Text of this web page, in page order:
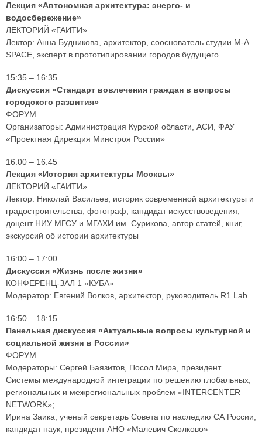
Лекция «Автономная архитектура: энерго- и
водосбережение»
ЛЕКТОРИЙ «ГАИТИ»
Лектор: Анна Будникова, архитектор, сооснователь студии M-A
SPACE, эксперт в прототипировании городов будущего
15:35 – 16:35
Дискуссия «Стандарт вовлечения граждан в вопросы
городского развития»
ФОРУМ
Организаторы: Администрация Курской области, АСИ, ФАУ
«Проектная Дирекция Минстроя России»
16:00 – 16:45
Лекция «История архитектуры Москвы»
ЛЕКТОРИЙ «ГАИТИ»
Лектор: Николай Васильев, историк современной архитектуры и
градостроительства, фотограф, кандидат искусствоведения,
доцент НИУ МГСУ и МГАХИ им. Сурикова, автор статей, книг,
экскурсий об истории архитектуры
16:00 – 17:00
Дискуссия «Жизнь после жизни»
КОНФЕРЕНЦ-ЗАЛ 1 «КУБА»
Модератор: Евгений Волков, архитектор, руководитель R1 Lab
16:50 – 18:15
Панельная дискуссия «Актуальные вопросы культурной и
социальной жизни в России»
ФОРУМ
Модераторы: Сергей Баязитов, Посол Мира, президент
Системы международной интеграции по решению глобальных,
региональных и межрегиональных проблем «INTERCENTER
NETWORK»;
Ирина Заика, ученый секретарь Совета по наследию СА России,
кандидат наук, президент АНО «Малевич Сколково»